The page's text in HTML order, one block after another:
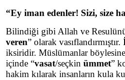
“Ey iman edenler! Sizi, size
Bilindiği gibi Allah ve
veren” olarak vasıflandırmıştır.
iksiridir. Müslümanlar
içinde “vasat/seçkin ümmet”
hakim kılarak insanların kula